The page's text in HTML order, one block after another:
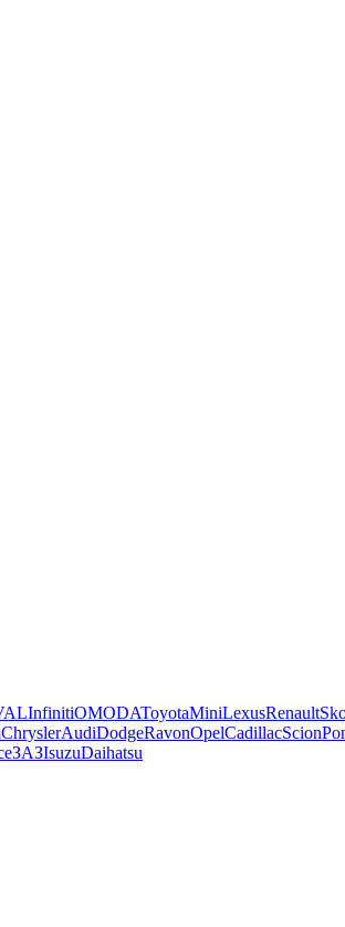
InfinitiOMODAToyotaMiniLexusRenault
ChryslerAudiDodgeRavonOpelCadillacScion
ЗАЗIsuzuDaihatsu